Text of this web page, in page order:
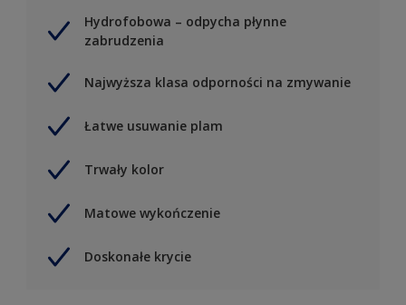
Hydrofobowa – odpycha płynne
zabrudzenia
Najwyższa klasa odporności na zmywanie
Łatwe usuwanie plam
Trwały kolor
Matowe wykończenie
Doskonałe krycie